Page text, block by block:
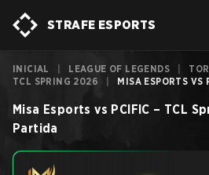
STRAFE ESPORTS
INICIAL LEAGUE OF LEGENDS
TCL SPRING 2026
Misa Esports vs PCIFIC – TCL
Partida